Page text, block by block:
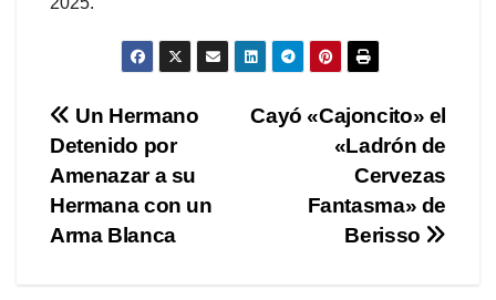
Navegación
de
entradas
Cayó «Cajoncito» el
«Ladrón de
Cervezas
Fantasma» de
Berisso
Un Hermano
Detenido por
Amenazar a su
Hermana con un
Arma Blanca